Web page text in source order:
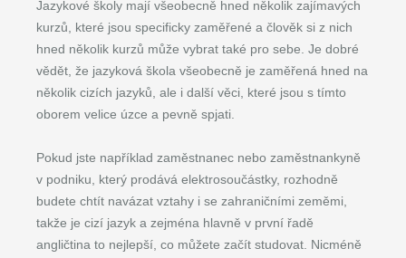
Jazykové školy mají všeobecně hned několik zajímavých
kurzů, které jsou specificky zaměřené a člověk si z nich
hned několik kurzů může vybrat také pro sebe. Je dobré
vědět, že jazyková škola všeobecně je zaměřená hned na
několik cizích jazyků, ale i další věci, které jsou s tímto
oborem velice úzce a pevně spjati.
Pokud jste například zaměstnanec nebo zaměstnankyně
v podniku, který prodává elektrosoučástky, rozhodně
budete chtít navázat vztahy i se zahraničními zeměmi,
takže je cizí jazyk a zejména hlavně v první řadě
angličtina to nejlepší, co můžete začít studovat. Nicméně